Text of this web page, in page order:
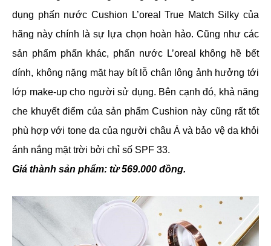
dụng phấn nước Cushion L’oreal True Match Silky của
hãng này chính là sự lựa chọn hoàn hảo. Cũng như các
sản phẩm phấn khác, phấn nước L’oreal không hề bết
dính, không nặng mặt hay bít lỗ chân lông ảnh hưởng tới
lớp make-up cho người sử dụng. Bên cạnh đó, khả năng
che khuyết điểm của sản phẩm Cushion này cũng rất tốt
phù hợp với tone da của người châu Á và bảo vệ da khỏi
ánh nắng mặt trời bởi chỉ số SPF 33.
Giá thành sản phẩm: từ 569.000 đồng.